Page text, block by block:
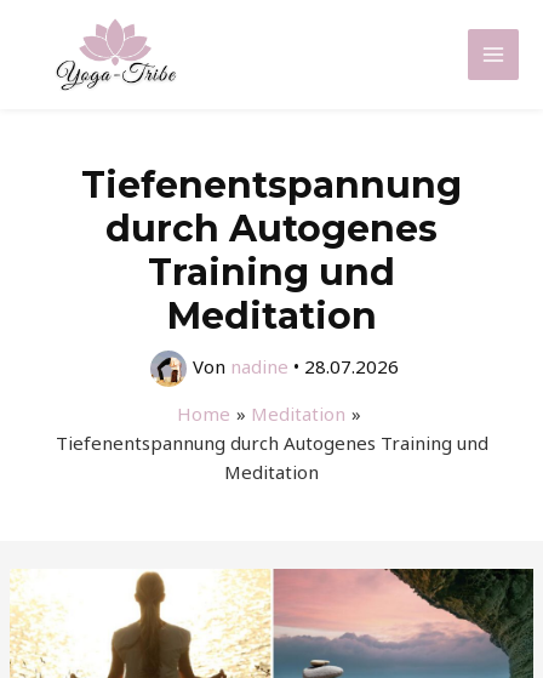
springen
Main
Tiefenentspannung
durch Autogenes
Training und
Meditation
Von nadine • 28.07.2026
Home
Meditation
Tiefenentspannung durch Autogenes Training und
Meditation